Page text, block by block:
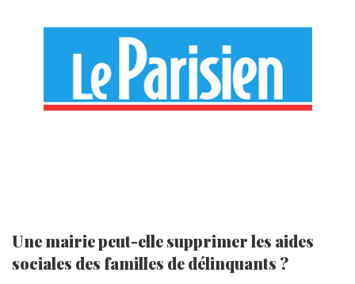
Une mairie peut-elle supprimer les aides
sociales des familles de délinquants ?